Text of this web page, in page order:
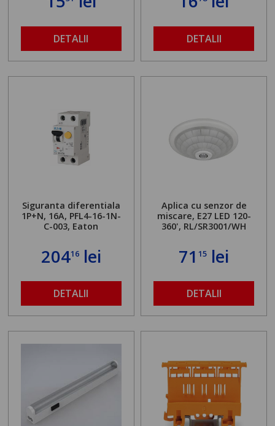
DETALII DETALII
Siguranta diferentiala
1P+N, 16A, PFL4-16-1N-
C-003, Eaton
20416lei
DETALII
Aplica cu senzor de
miscare, E27 LED 120-
360', RL/SR3001/WH
7115 lei
DETALII